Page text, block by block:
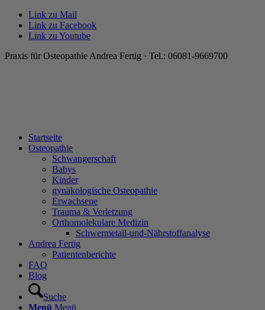
Link zu Mail
Link zu Facebook
Link zu Youtube
Praxis für Osteopathie Andrea Fertig · Tel.: 06081-9669700
Startseite
Osteopathie
Schwangerschaft
Babys
Kinder
gynäkologische Osteopathie
Erwachsene
Trauma & Verletzung
Orthomolekulare Medizin
Schwermetall-und-Nährstoffanalyse
Andrea Fertig
Patientenberichte
FAQ
Blog
Suche
Menü Menü